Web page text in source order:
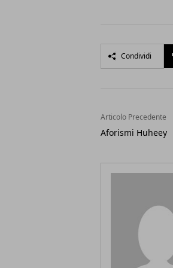
Condividi
Articolo Precedente
Aforismi Huheey